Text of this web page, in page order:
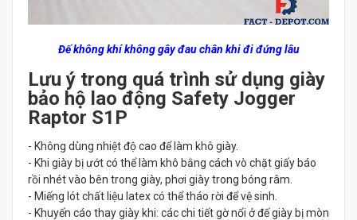
Đế không khí không gây đau chân khi đi đứng lâu
Lưu ý trong quá trình sử dụng giày
bảo hộ lao động Safety Jogger
Raptor S1P
- Không dùng nhiệt độ cao để làm khô giày.
- Khi giày bị ướt có thể làm khô bằng cách vò chặt giấy báo
rồi nhét vào bên trong giày, phơi giày trong bóng râm.
- Miếng lót chất liệu latex có thể tháo rời để vệ sinh.
- Khuyến cáo thay giày khi: các chi tiết gờ nổi ở đế giày bị mòn